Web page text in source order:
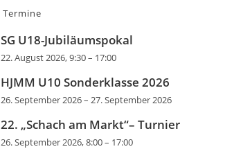
Termine
SG U18-Jubiläumspokal
22. August 2026, 9:30– 17:00
HJMM U10 Sonderklasse 2026
26. September 2026– 27. September 2026
22. „Schach am Markt“– Turnier
26. September 2026, 8:00– 17:00